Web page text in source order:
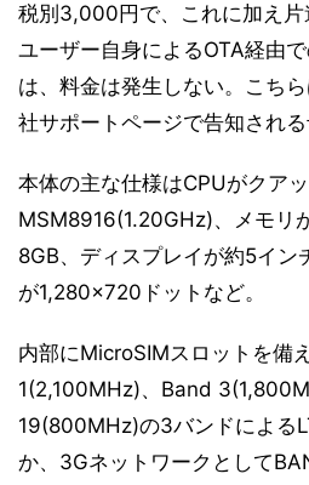
税別3,000円で、これに加え片
ユーザー自身によるOTA経由
は、料金は発生しない。こち
社サポートページで告知される
本体の主な仕様はCPUがクア
MSM8916(1.20GHz)、メモリ
8GB、ディスプレイが約5イン
が1,280×720ドットなど。
内部にMicroSIMスロットを備
1(2,100MHz)、Band
19(800MHz)の3バンドによる
か、3Gネットワークとして